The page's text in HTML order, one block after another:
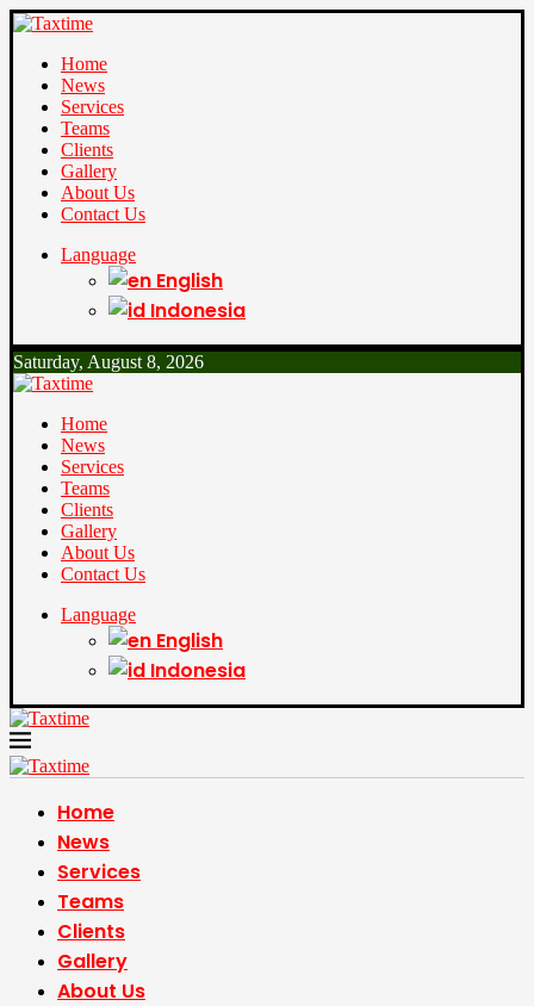
Home
News
Services
Teams
Clients
Gallery
About Us
Contact Us
Language
English
Indonesia
Saturday, August 8, 2026
Home
News
Services
Teams
Clients
Gallery
About Us
Contact Us
Language
English
Indonesia
Home
News
Services
Teams
Clients
Gallery
About Us